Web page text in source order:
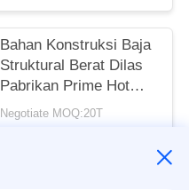
Bahan Konstruksi Baja
Struktural Berat Dilas
Pabrikan Prime Hot
Rolled Honey Comb
Negotiate MOQ:20T